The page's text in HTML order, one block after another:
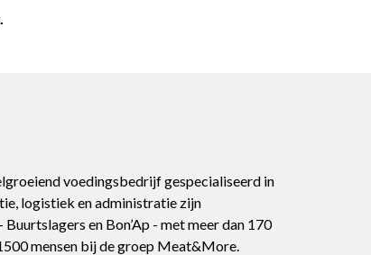
.
voedingsbedrijf gespecialiseerd in
logistiek en administratie zijn
en Bon’Ap - met meer dan 170
mensen bij de groep Meat&More.